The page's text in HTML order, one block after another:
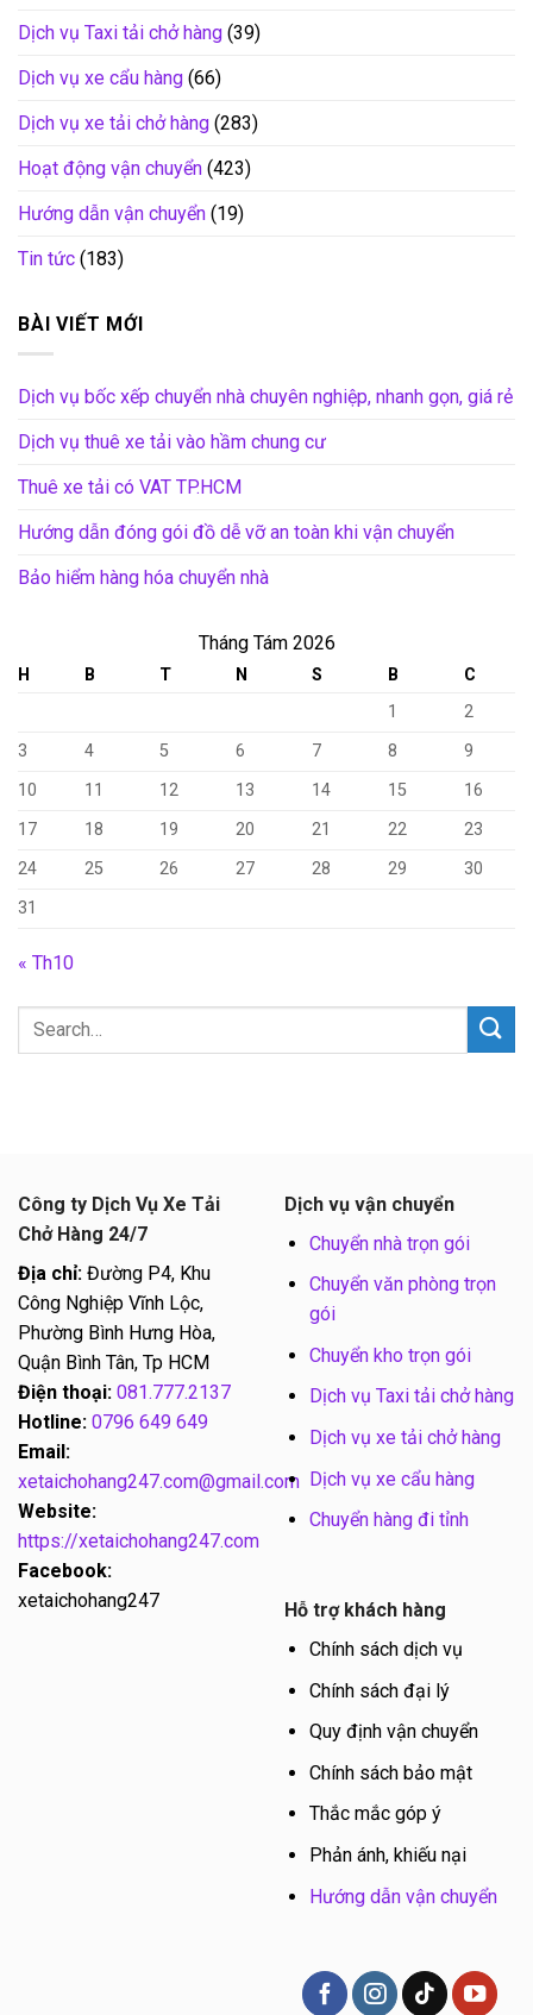
Dịch vụ Taxi tải chở hàng (39)
Dịch vụ xe cẩu hàng (66)
Dịch vụ xe tải chở hàng (283)
Hoạt động vận chuyển (423)
Hướng dẫn vận chuyển (19)
Tin tức (183)
BÀI VIẾT MỚI
Dịch vụ bốc xếp chuyển nhà chuyên nghiệp, nhanh gọn, giá rẻ
Dịch vụ thuê xe tải vào hầm chung cư
Thuê xe tải có VAT TP.HCM
Hướng dẫn đóng gói đồ dễ vỡ an toàn khi vận chuyển
Bảo hiểm hàng hóa chuyển nhà
Tháng Tám 2026
H B T N S B
C
1
2
3
4 5 6 7 8
9
10
11 12 13 14 15
16
17
18 19 20 21 22
23
24
25 26 27 28 29
30
31
« Th10
Công ty Dịch Vụ Xe Tải
Chở Hàng 24/7
Địa chỉ: Đường P4, Khu
Công Nghiệp Vĩnh Lộc,
Phường Bình Hưng Hòa,
Quận Bình Tân, Tp HCM
Điện thoại: 081.777.2137
Hotline: 0796 649 649
Email:
xetaichohang247.com@gmail.com
Website:
https://xetaichohang247.com
Facebook:
xetaichohang247
Dịch vụ vận chuyển
Chuyển nhà trọn gói
Chuyển văn phòng trọn
gói
Chuyển kho trọn gói
Dịch vụ Taxi tải chở hàng
Dịch vụ xe tải chở hàng
Dịch vụ xe cẩu hàng
Chuyển hàng đi tỉnh
Hỗ trợ khách hàng
Chính sách dịch vụ
Chính sách đại lý
Quy định vận chuyển
Chính sách bảo mật
Thắc mắc góp ý
Phản ánh, khiếu nại
Hướng dẫn vận chuyển